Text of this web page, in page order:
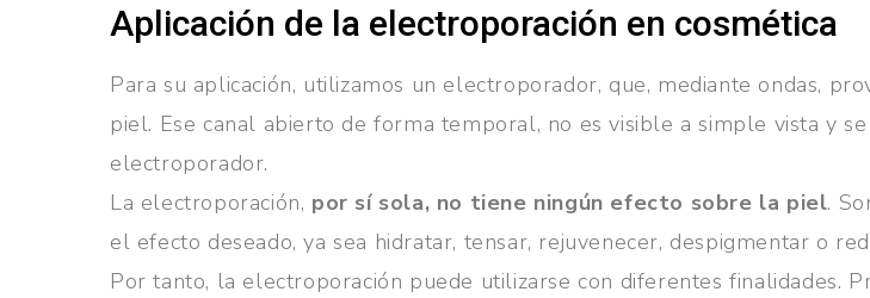
Aplicación de la electroporación en cosmética
Para su aplicación, utilizamos un electroporador, que, mediante ondas,
piel. Ese canal abierto de forma temporal, no es visible a simple vista y
electroporador.
La electroporación, por sí sola, no tiene ningún efecto sobre la piel.
el efecto deseado, ya sea hidratar, tensar, rejuvenecer, despigmentar o
Por tanto, la electroporación puede utilizarse con diferentes finalidades.